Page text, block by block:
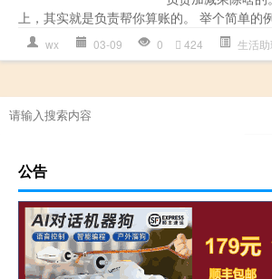
上，其实就是负责帮你算账的。 举个简单的
wx 03-09 0 424 生活助
公告